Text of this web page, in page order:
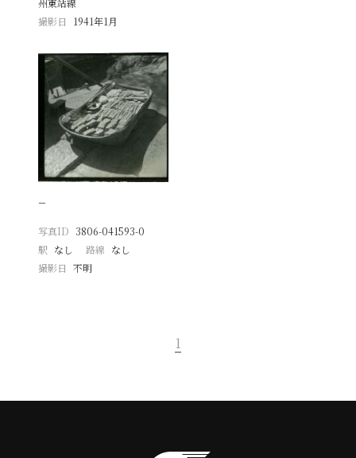
撮影日
1941年1月
−
写真ID 3806-041593-0
駅 なし 路線 なし
撮影日
不明
1